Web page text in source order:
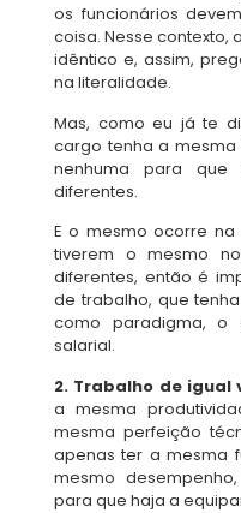
os funcionários
coisa. Nesse
idêntico e, assim,
na literalidade.
Mas, como eu já te
cargo tenha a
nenhuma para que
diferentes.
E o mesmo ocorre na
tiverem o mesmo
diferentes, então é
de trabalho, que
como paradigma,
salarial.
2. Trabalho de igual
a mesma
mesma perfeição
apenas ter a mesma
mesmo
para que haja a